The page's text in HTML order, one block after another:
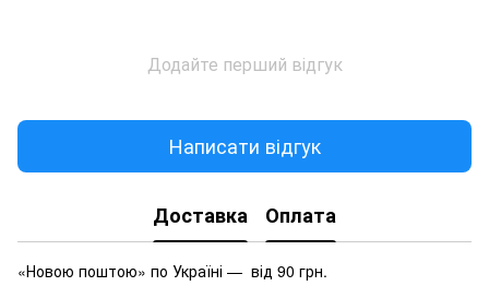
Додайте перший відгук
Написати відгук
Доставка Оплата
«Новою поштою» по Україні — від 90 грн.